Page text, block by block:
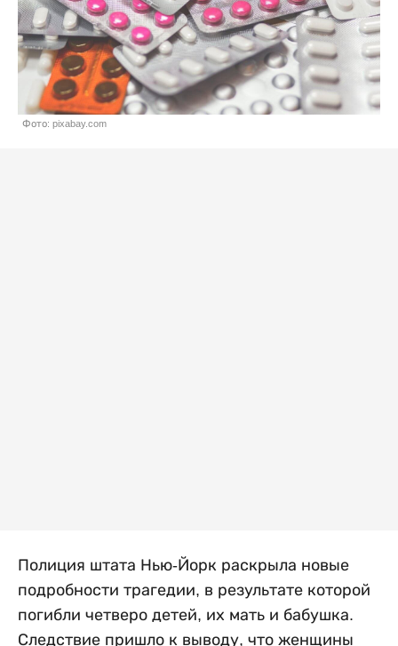
Фото: pixabay.com
Полиция штата Нью-Йорк раскрыла новые
подробности трагедии, в результате которой
погибли четверо детей, их мать и бабушка.
Следствие пришло к выводу, что женщины